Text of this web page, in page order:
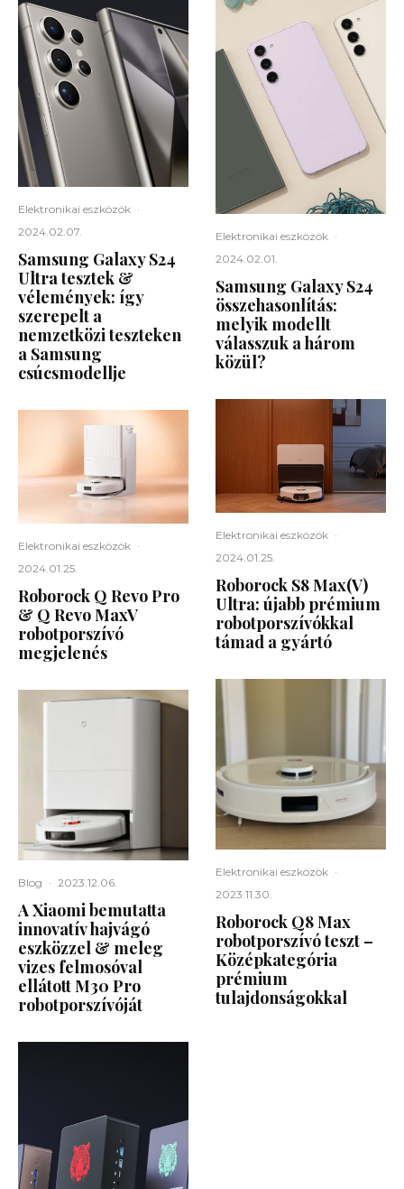
Elektronikai eszközök ·
2024.02.07.
Samsung Galaxy S24
Ultra tesztek &
vélemények: így
szerepelt a
nemzetközi teszteken
a Samsung
csúcsmodellje
Elektronikai eszközök ·
2024.01.25.
Roborock Q Revo Pro
& Q Revo MaxV
robotporszívó
megjelenés
Blog · 2023.12.06.
A Xiaomi bemutatta
innovatív hajvágó
eszközzel & meleg
vizes felmosóval
ellátott M30 Pro
robotporszívóját
Elektronikai eszközök ·
2024.02.01.
Samsung Galaxy S24
összehasonlítás:
melyik modellt
válasszuk a három
közül?
Elektronikai eszközök ·
2024.01.25.
Roborock S8 Max(V)
Ultra: újabb prémium
robotporszívókkal
támad a gyártó
Elektronikai eszközök ·
2023.11.30.
Roborock Q8 Max
robotporszívó teszt –
Középkategória
prémium
tulajdonságokkal